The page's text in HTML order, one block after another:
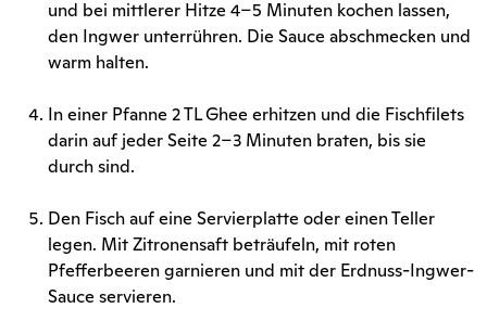
und bei mittlerer Hitze 4–5 Minuten kochen lassen,
den Ingwer unterrühren. Die Sauce abschmecken und
warm halten.
In einer Pfanne 2 TL Ghee erhitzen und die Fischfilets
darin auf jeder Seite 2–3 Minuten braten, bis sie
durch sind.
Den Fisch auf eine Servierplatte oder einen Teller
legen. Mit Zitronensaft beträufeln, mit roten
Pfefferbeeren garnieren und mit der Erdnuss-Ingwer-
Sauce servieren.